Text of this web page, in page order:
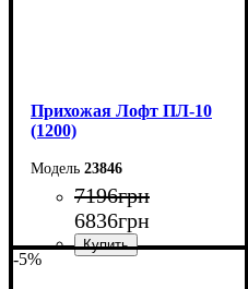
Прихожая Лофт ПЛ-10
(1200)
23846
7196грн
6836грн
-5%